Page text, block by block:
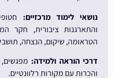
נושאי לימוד מרכזיים:
והתארגנות ציבורית, חקר
הטראומה, שיקום, הנצחה,
דרכי הוראה ולמידה:
והכרות עם מקורות רלוונטיים.